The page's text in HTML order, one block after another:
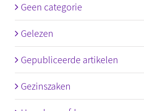
Geen categorie
Gelezen
Gepubliceerde artikelen
Gezinszaken